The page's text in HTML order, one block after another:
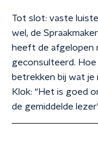
Tot slot: vaste
wel, de
heeft de afgelopen
geconsulteerd. Hoe
betrekken bij wat je
Klok: “Het is goed
de gemiddelde